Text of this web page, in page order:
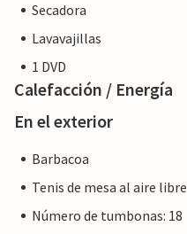
Secadora
Lavavajillas
1 DVD
Calefacción / Energía
En el exterior
Barbacoa
Tenis de mesa al aire libre
Número de tumbonas: 18